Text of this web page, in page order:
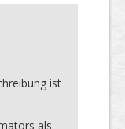
ist
als